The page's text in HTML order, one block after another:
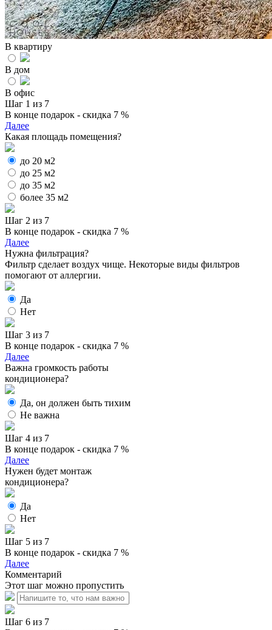
В квартиру
В дом
В офис
Шаг 1 из 7
В конце подарок - скидка 7 %
Далее
Какая площадь помещения?
до 20 м2
до 25 м2
до 35 м2
более 35 м2
Шаг 2 из 7
В конце подарок - скидка 7 %
Далее
Нужна фильтрация?
Фильтр сделает воздух чище. Некоторые виды фильтров
помогают от аллергии.
Да
Нет
Шаг 3 из 7
В конце подарок - скидка 7 %
Далее
Важна громкость работы
кондиционера?
Да, он должен быть тихим
Не важна
Шаг 4 из 7
В конце подарок - скидка 7 %
Далее
Нужен будет монтаж
кондиционера?
Да
Нет
Шаг 5 из 7
В конце подарок - скидка 7 %
Далее
Комментарий
Этот шаг можно пропустить
Шаг 6 из 7